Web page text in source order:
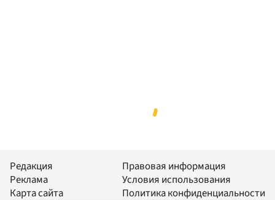
Редакция
Реклама
Карта сайта
Правовая информация
Условия использования
Политика конфиденциальности